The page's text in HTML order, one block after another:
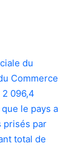
du
Commerce
096,4
le pays a
prisés par
total de